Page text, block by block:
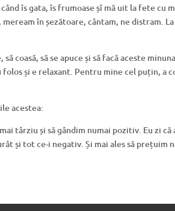
îs gata, îs frumoase șî mă uit la fete cu
în șezătoare, cântam, ne distram.
să coasă, să se apuce și să facă aceste
și e relaxant. Pentru mine cel puțin, a
acestea:
târziu și să gândim numai pozitiv. Eu zi că
și tot ce-i negativ. Și mai ales să prețuim